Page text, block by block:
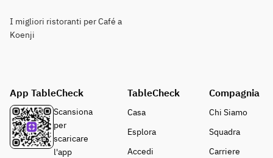
I migliori ristoranti per Café a
Koenji
App TableCheck
Scansiona
per
scaricare
l'app
TableCheck
Casa
Esplora
Accedi
Compagnia
Chi Siamo
Squadra
Carriere